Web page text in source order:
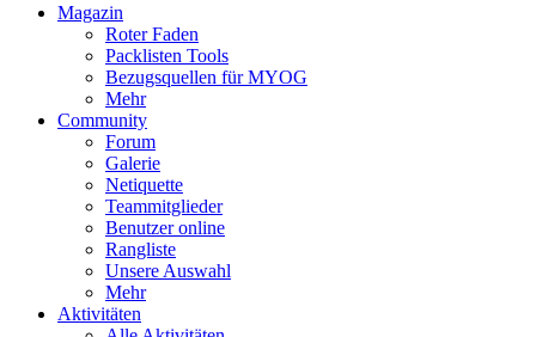
Magazin
Roter Faden
Packlisten Tools
Bezugsquellen für MYOG
Mehr
Community
Forum
Galerie
Netiquette
Teammitglieder
Benutzer online
Rangliste
Unsere Auswahl
Mehr
Aktivitäten